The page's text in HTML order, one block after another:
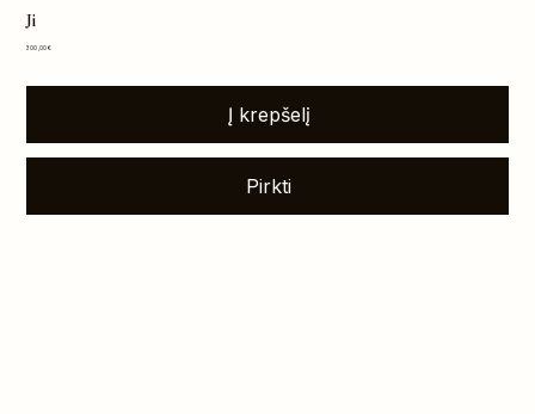
Ji
Kaina
300,00 €
Į krepšelį
Pirkti